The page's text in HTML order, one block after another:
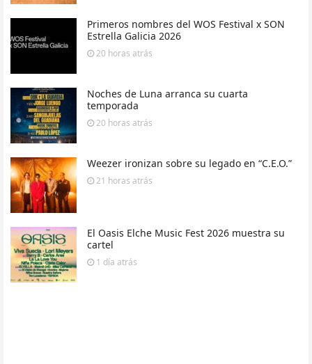
Primeros nombres del WOS Festival x SON
Estrella Galicia 2026
20 horas atrás
Noches de Luna arranca su cuarta
temporada
20 horas atrás
Weezer ironizan sobre su legado en “C.E.O.”
21 horas atrás
El Oasis Elche Music Fest 2026 muestra su
cartel
1 día atrás